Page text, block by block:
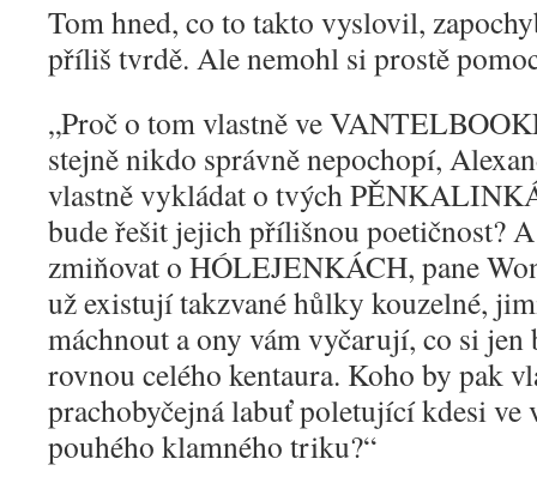
Tom hned, co to takto vyslovil,
příliš tvrdě. Ale nemohl si prostě
„Proč o tom vlastně ve
stejně nikdo správně nepochopí,
vlastně vykládat o tvých
bude řešit jejich přílišnou poetičnost?
zmiňovat o HÓLEJENKÁCH, pane
už existují takzvané hůlky kouzelné,
máchnout a ony vám vyčarují, co si jen
rovnou celého kentaura. Koho by pak
prachobyčejná labuť poletující kdesi ve
pouhého klamného triku?“